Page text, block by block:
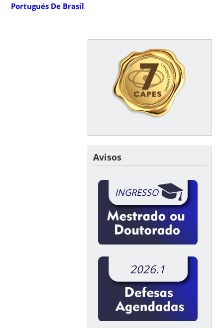
Portugués De Brasil.
Avisos
INGRESSO
2026.1